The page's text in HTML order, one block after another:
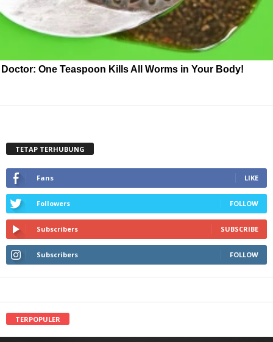
Doctor: One Teaspoon Kills All Worms in Your Body!
TETAP TERHUBUNG
Fans LIKE
Followers FOLLOW
Subscribers SUBSCRIBE
Subscribers FOLLOW